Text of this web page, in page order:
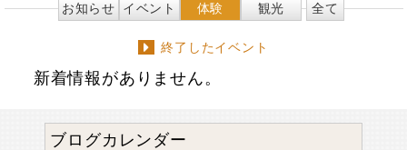
お知らせ イベント 体験 観光 全て
終了したイベント
新着情報がありません。
ブログカレンダー